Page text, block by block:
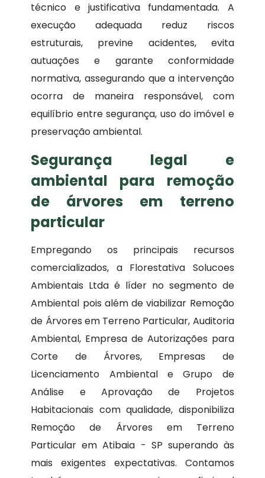
técnico e justificativa fundamentada. A
execução adequada reduz riscos
estruturais, previne acidentes, evita
autuações e garante conformidade
normativa, assegurando que a intervenção
ocorra de maneira responsável, com
equilíbrio entre segurança, uso do imóvel e
preservação ambiental.
Segurança legal e
ambiental para remoção
de árvores em terreno
particular
Empregando os principais recursos
comercializados, a Florestativa Solucoes
Ambientais Ltda é líder no segmento de
Ambiental pois além de viabilizar Remoção
de Árvores em Terreno Particular, Auditoria
Ambiental, Empresa de Autorizações para
Corte de Árvores, Empresas de
Licenciamento Ambiental e Grupo de
Análise e Aprovação de Projetos
Habitacionais com qualidade, disponibiliza
Remoção de Árvores em Terreno
Particular em Atibaia - SP superando às
mais exigentes expectativas. Contamos